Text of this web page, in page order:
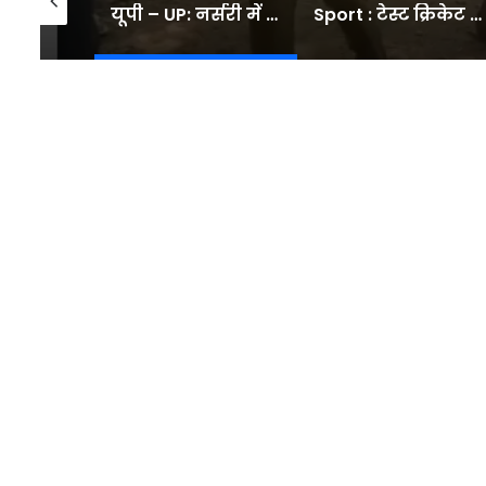
Sport : टेस्ट क्रिकेट में बतौर कप्तान सबसे ज्यादा रन बनाने वाले टॉप-10 बल्लेबाज, नंबर-3 पर है भारतीय दिग्गज का नाम #INA न्यूजीलैंड में अमेरिका से आधे खर्च में पढ़ाई:भारतीय छात्र 1 साल में 33% बढ़े, छात्रों को पढ़ाई के बाद 3 साल का वर्क वीजा भी- INA NEWS